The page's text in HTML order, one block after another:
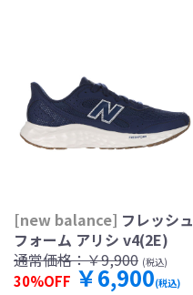
[new balance] フレッシュ
フォーム アリシ v4(2E)
通常価格：￥9,900 (税込)
30%OFF ￥6,900(税込)